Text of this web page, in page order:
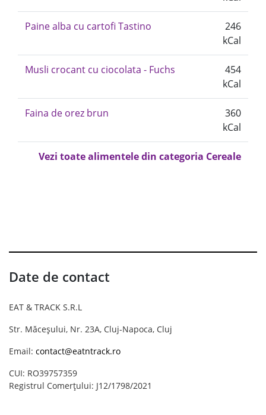
Paine alba cu cartofi Tastino
246
kCal
Musli crocant cu ciocolata - Fuchs
454
kCal
Faina de orez brun
360
kCal
Vezi toate alimentele din categoria Cereale
Date de contact
EAT & TRACK S.R.L
Str. Măceșului, Nr. 23A, Cluj-Napoca, Cluj
Email: contact@eatntrack.ro
CUI: RO39757359
Registrul Comerțului: J12/1798/2021